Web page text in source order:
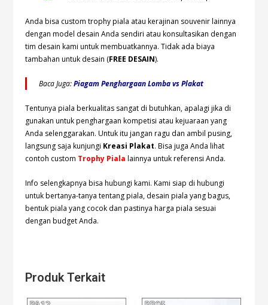
Anda bisa custom trophy piala atau kerajinan souvenir lainnya
dengan model desain Anda sendiri atau konsultasikan dengan
tim desain kami untuk membuatkannya. Tidak ada biaya
tambahan untuk desain (FREE DESAIN).
Baca Juga:Piagam Penghargaan Lomba vs Plakat
Tentunya piala berkualitas sangat di butuhkan, apalagi jika di
gunakan untuk penghargaan kompetisi atau kejuaraan yang
Anda selenggarakan. Untuk itu jangan ragu dan ambil pusing,
langsung saja kunjungi Kreasi Plakat. Bisa juga Anda lihat
contoh custom Trophy Piala lainnya untuk referensi Anda.
Info selengkapnya bisa hubungikami. Kami siap di hubungi
untuk bertanya-tanya tentang piala, desain piala yang bagus,
bentuk piala yang cocok dan pastinya harga piala sesuai
dengan budget Anda.
Produk Terkait